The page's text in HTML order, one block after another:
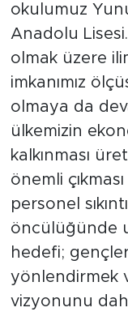
okulumuz
Anadolu
olmak üzere
imkanımız
olmaya da
ülkemizin
kalkınması
önemli
personel
öncülüğünde
hedefi;
yönlendirmek
vizyonunu